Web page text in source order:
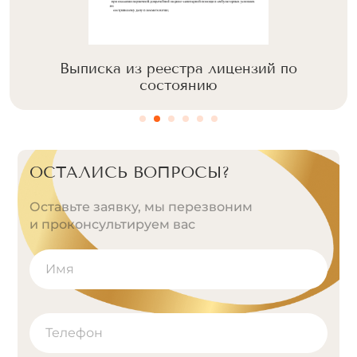
Выписка из реестра лицензий по
состоянию
ОСТАЛИСЬ ВОПРОСЫ?
Оставьте заявку, мы перезвоним
и проконсультируем вас